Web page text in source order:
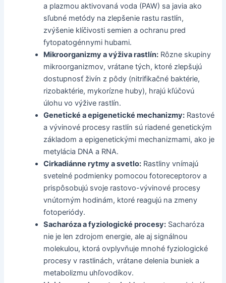
a plazmou aktivovaná voda (PAW) sa javia ako
sľubné metódy na zlepšenie rastu rastlín,
zvýšenie klíčivosti semien a ochranu pred
fytopatogénnymi hubami.
Mikroorganizmy a výživa rastlín: Rôzne skupiny
mikroorganizmov, vrátane tých, ktoré zlepšujú
dostupnosť živín z pôdy (nitrifikačné baktérie,
rizobaktérie, mykorízne huby), hrajú kľúčovú
úlohu vo výžive rastlín.
Genetické a epigenetické mechanizmy: Rastové
a vývinové procesy rastlín sú riadené genetickým
základom a epigenetickými mechanizmami, ako je
metylácia DNA a RNA.
Cirkadiánne rytmy a svetlo: Rastliny vnímajú
svetelné podmienky pomocou fotoreceptorov a
prispôsobujú svoje rastovo-vývinové procesy
vnútorným hodinám, ktoré reagujú na zmeny
fotoperiódy.
Sacharóza a fyziologické procesy: Sacharóza
nie je len zdrojom energie, ale aj signálnou
molekulou, ktorá ovplyvňuje mnohé fyziologické
procesy v rastlinách, vrátane delenia buniek a
metabolizmu uhľovodíkov.